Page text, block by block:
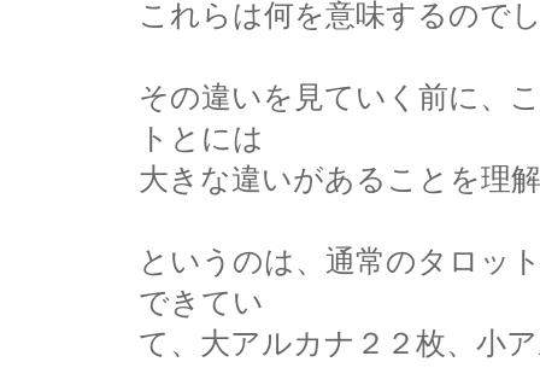
これらは何を意味するので
その違いを見ていく前に、
トとには
大きな違いがあることを理
というのは、通常のタロッ
できてい
て、大アルカナ２２枚、小